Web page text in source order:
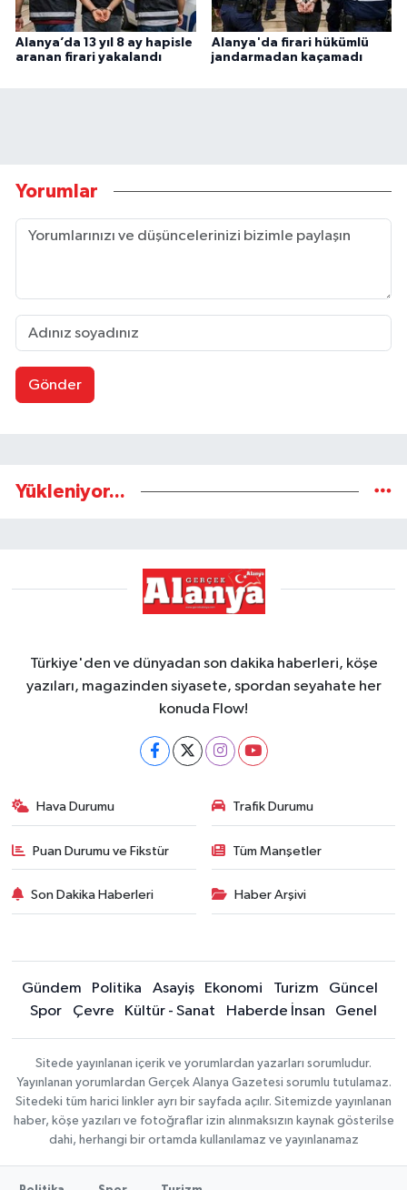
Alanya’da 13 yıl 8 ay hapisle
aranan firari yakalandı
Alanya'da firari hükümlü
jandarmadan kaçamadı
Yorumlar
Gönder
Yükleniyor...
Türkiye'den ve dünyadan son dakika haberleri, köşe
yazıları, magazinden siyasete, spordan seyahate her
konuda Flow!
Hava Durumu Trafik Durumu
Puan Durumu ve Fikstür Tüm Manşetler
Son Dakika Haberleri Haber Arşivi
Gündem Politika Asayiş Ekonomi Turizm
Güncel
Spor
Çevre Kültür - Sanat Haberde İnsan Genel
Sitede yayınlanan içerik ve yorumlardan yazarları sorumludur.
Yayınlanan yorumlardan Gerçek Alanya Gazetesi sorumlu tutulamaz.
Sitedeki tüm harici linkler ayrı bir sayfada açılır. Sitemizde yayınlanan
haber, köşe yazıları ve fotoğraflar izin alınmaksızın kaynak gösterilse
dahi, herhangi bir ortamda kullanılamaz ve yayınlanamaz